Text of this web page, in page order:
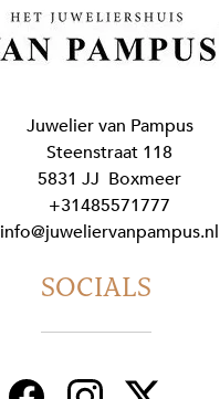
Juwelier van Pampus
Steenstraat 118
5831 JJ Boxmeer
+31485571777
info@juweliervanpampus.nl
SOCIALS